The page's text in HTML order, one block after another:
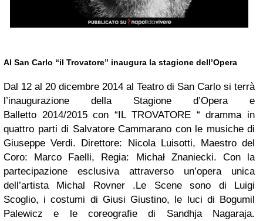
Al San Carlo “il Trovatore” inaugura la stagione dell’Opera
Dal 12 al 20 dicembre 2014 al Teatro di San Carlo si terrà
l’inaugurazione della Stagione d’Opera e
Balletto 2014/2015 con “IL TROVATORE “ dramma in
quattro parti di Salvatore Cammarano con le musiche di
Giuseppe Verdi. Direttore: Nicola Luisotti, Maestro del
Coro: Marco Faelli, Regia: Michał Znaniecki. Con la
partecipazione esclusiva attraverso un’opera unica
dell’artista Michal Rovner .Le Scene sono di Luigi
Scoglio, i costumi di Giusi Giustino, le luci di Bogumil
Palewicz e le coreografie di Sandhja Nagaraja.